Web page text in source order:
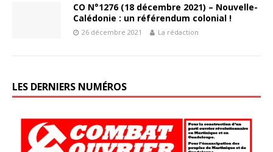
CO N°1276 (18 décembre 2021) – Nouvelle-
Calédonie : un référendum colonial !
26 décembre 2021 La rédaction
LES DERNIERS NUMÉROS